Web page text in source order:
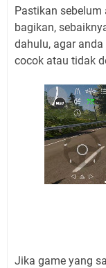
Pastikan
bagikan,
dahulu, agar
cocok atau tidak
Jika game yang